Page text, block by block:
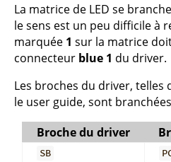
La matrice de LED se
le sens est un peu difficile à
marquée 1 sur la matrice
connecteur blue 1 du driver.
Les broches du driver, telles
le user guide, sont
Broche du driver
SB